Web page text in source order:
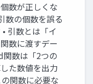
数が正しくな
数の個数を誤る
引数とは「イ
数に渡すデー
関数は「2つの
た数値を出力
関数に必要な